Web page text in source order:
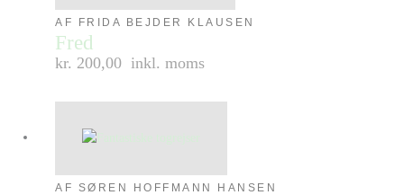
AF FRIDA BEJDER KLAUSEN
Fred
kr. 200,00 inkl. moms
AF SØREN HOFFMANN HANSEN